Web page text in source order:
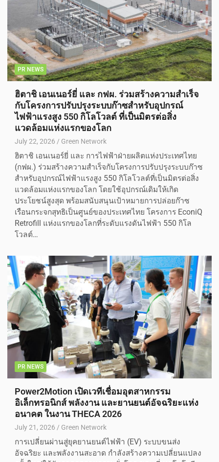
PR NEWS
ฮิตาชิ เอนเนอร์ยี่ และ กฟผ. ร่วมสร้างความสำเร็จ
กับโครงการปรับปรุงระบบก๊าซสำหรับอุปกรณ์
ไฟฟ้าแรงสูง 550 กิโลโวลต์ ที่เป็นมิตรต่อสิ่ง
แวดล้อมแห่งแรกของโลก
July 22, 2026 Green Network
ฮิตาชิ เอนเนอร์ยี่ และ การไฟฟ้าฝ่ายผลิตแห่งประเทศไทย
(กฟผ.) ร่วมสร้างความสำเร็จกับโครงการปรับปรุงระบบก๊าซ
สำหรับอุปกรณ์ไฟฟ้าแรงสูง 550 กิโลโวลต์ที่เป็นมิตรต่อสิ่ง
แวดล้อมแห่งแรกของโลก โดยใช้อุปกรณ์เดิมให้เกิด
ประโยชน์สูงสุด พร้อมสนับสนุนเป้าหมายการปล่อยก๊าซ
เรือนกระจกสุทธิเป็นศูนย์ของประเทศไทย โครงการ EconiQ
Retrofill แห่งแรกของโลกที่ระดับแรงดันไฟฟ้า 550 กิโล
โวลต์…
PR NEWS
Power2Motion เปิดเวทีเชื่อมอุตสาหกรรม
อิเล็กทรอนิกส์ พลังงาน และยานยนต์อัจฉริยะแห่ง
อนาคต ในงาน THECA 2026
July 21, 2026 Green Network
การเปลี่ยนผ่านสู่ยุคยานยนต์ไฟฟ้า (EV) ระบบขนส่ง
อัจฉริยะ และพลังงานสะอาด กำลังสร้างความเปลี่ยนแปลง